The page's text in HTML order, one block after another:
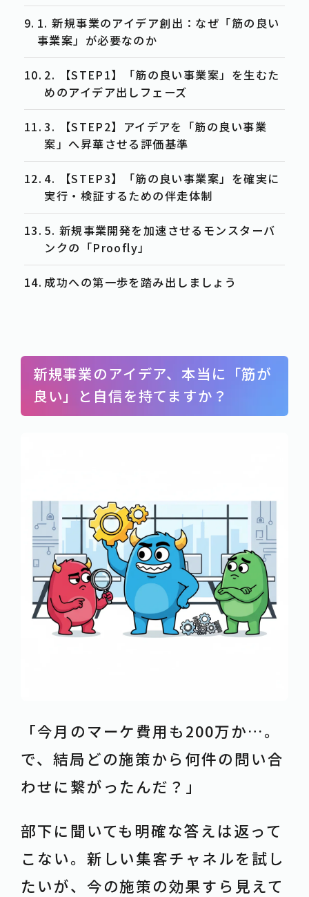
新規事業のアイデア、本当に「筋が
良い」と自信を持てますか？
「今月のマーケ費用も200万か…。
で、結局どの施策から何件の問い合
わせに繋がったんだ？」
部下に聞いても明確な答えは返って
こない。新しい集客チャネルを試し
たいが、今の施策の効果すら見えて
1. 新規事業のアイデア創出：なぜ「筋の良い
事業案」が必要なのか
2. 【STEP1】「筋の良い事業案」を生むた
めのアイデア出しフェーズ
3. 【STEP2】アイデアを「筋の良い事業
案」へ昇華させる評価基準
4. 【STEP3】「筋の良い事業案」を確実に
実行・検証するための伴走体制
5. 新規事業開発を加速させるモンスターバ
ンクの「Proofly」
成功への第一歩を踏み出しましょう